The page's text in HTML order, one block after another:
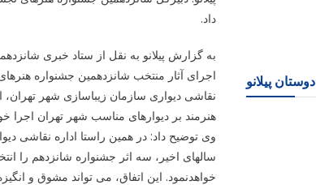
داد.
به گزارش پیلانو به نقل از ستاد خبری
اجرای آثار منتخب شانزدهمین جشنواره
هنرمند بر دیوارهای مناسب شهر تهران اجرا
وی توضیح داد: در همین راستا اداره نقاشی
سالهای اخیر، سه اثر جشنواره شانزدهم را
خواهدنمود. این اتفاق، می تواند مشوق و
دوستان پیلانو